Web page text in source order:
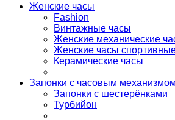
Женские часы
Fashion
Винтажные часы
Женские механические
Женские часы
Керамические часы
Запонки с часовым механизмом
Запонки с шестерёнками
Турбийон